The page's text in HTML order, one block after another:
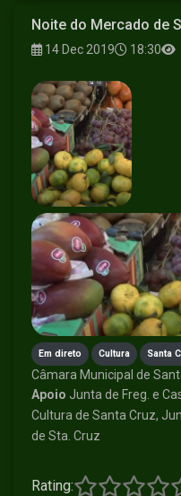
Noite do Mercado de
14 Dec 2019 18:30
Em direto Cultura Santa
Câmara Municipal de
Apoio Junta de Freg. e
Cultura de Santa Cruz,
de Sta. Cruz
Rating: